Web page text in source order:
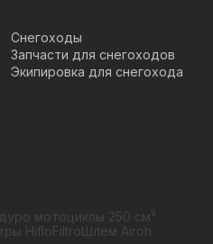
Снегоходы
Запчасти для снегоходов
Экипировка для снегохода
мотоциклы 250 см³
HifloFiltroШлем Airoh